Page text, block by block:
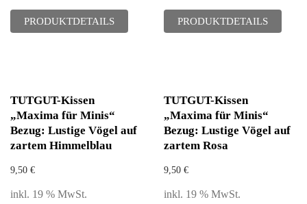
PRODUKTDETAILS PRODUKTDETAILS
TUTGUT-Kissen
„Maxima für Minis“
Bezug: Lustige Vögel auf
zartem Himmelblau
9,50 €
inkl. 19 % MwSt.
TUTGUT-Kissen
„Maxima für Minis“
Bezug: Lustige Vögel auf
zartem Rosa
9,50 €
inkl. 19 % MwSt.